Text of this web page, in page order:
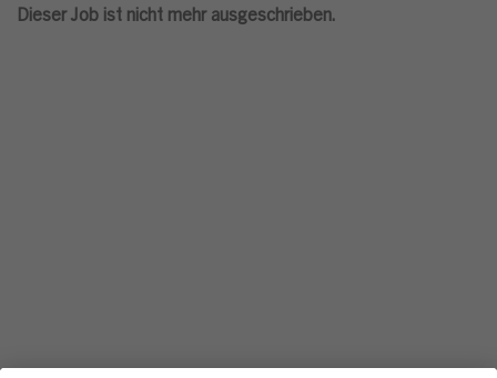
Dieser Job ist nicht mehr ausgeschrieben.